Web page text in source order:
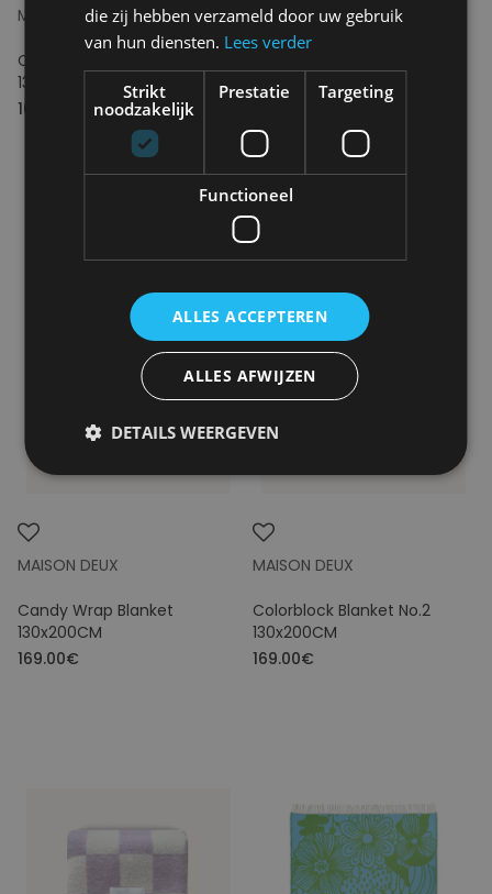
MAISON DEUX
Checkerboard Blanket
130x200CM
169.00€
MAISON DEUX
MAISON DEUX
Candy Wrap Blanket
130x200CM
169.00€
MAISON DEUX
Colorblock Blanket No.2
130x200CM
169.00€
die zij hebben verzameld door uw gebruik
van hun diensten. Lees verder
Strikt
noodzakelijk
Prestatie Targeting
Functioneel
ALLES ACCEPTEREN
ALLES AFWIJZEN
DETAILS WEERGEVEN